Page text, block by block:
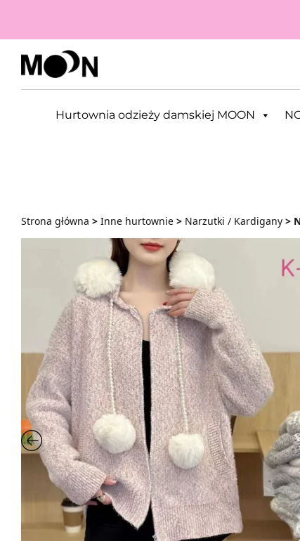
Przejdź do zawartości
Hurtownia odzieży damskiej MOON
Strona główna > Inne hurtownie > Narzutki / Kardigany >